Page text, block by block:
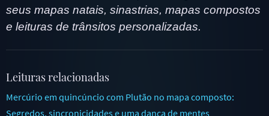
seus mapas natais, sinastrias, mapas compostos
e leituras de trânsitos personalizadas.
Leituras relacionadas
Mercúrio em quincúncio com Plutão no mapa composto:
Segredos, sincronicidades e uma dança de mentes